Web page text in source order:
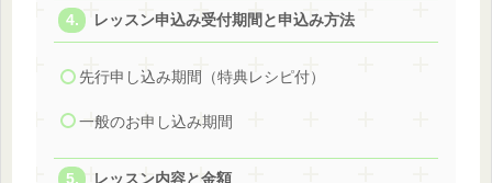
レッスン申込み受付期間と申込み方法
先行申し込み期間（特典レシピ付）
一般のお申し込み期間
レッスン内容と金額